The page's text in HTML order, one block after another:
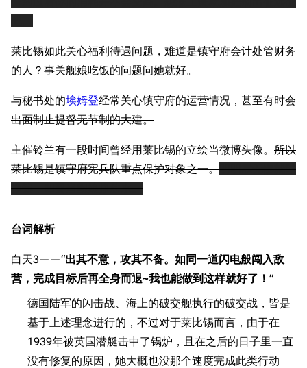
1696 6687 11.9万
舰R百科
导航
首页
最近更改
新文件
新页面
帮助
资助百科
编辑规范
游戏系统
新手入门
推荐角色与游戏技
巧
远征
任务
好感度
战利品与功勋
技能
按编号
按类型
换装
深海舰队
装备图鉴
装备属性一览
莱比锡如此关心福利待遇问题，难道是镇守府会计处管财务
的人？事关舰娘吃饭的问题问她就好。
与秘书处的埃姆登经常关心镇守府的运营情况， 甚至有时会
出面制止提督无节制的大建。
主催铃兰有一段时间曾经用莱比锡的立绘当微博头像。 所以
莱比锡是镇守府宪兵队重点保护对象之一。明明靠无惨就能
挣钱，却要当舰娘挣薪水。
台词解析
白天3——“出其不意，攻其不备。如同一道闪电般闯入敌
营，完成目标后再全身而退~我也能做到这样就好了！ ”
德国陆军的闪击战、海上的破交舰执行的破交战，皆是
基于上述理念进行的，不过对于莱比锡而言，由于在
1939年被英国潜艇击中了锅炉，且在之后的日子里一直
没有修复的原因，她大概也没那个速度完成此类行动